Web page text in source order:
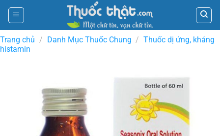
Skip
content
Trang chủ / Danh Mục Thuốc Chung / Thuốc dị ứng, kháng
histamin